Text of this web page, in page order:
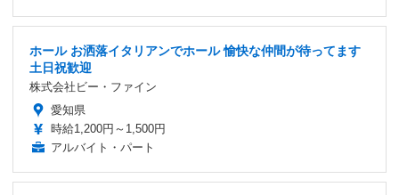
ホール お洒落イタリアンでホール 愉快な仲間が待ってます
土日祝歓迎
株式会社ビー・ファイン
愛知県
時給1,200円～1,500円
アルバイト・パート